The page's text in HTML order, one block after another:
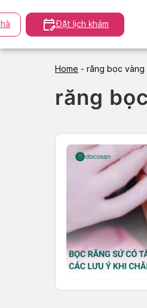
to
content
Đặt lịch khám
Home - răng bọc vàng
răng